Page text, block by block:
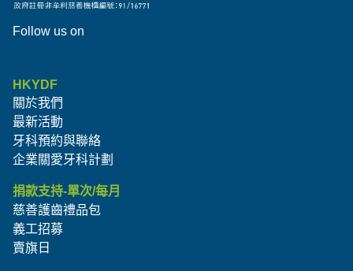
Follow us on
HKYDF
關於我們
最新活動
牙科預約與聯絡
企業關愛牙科計劃
捐款支持-單次/每月
慈善護齒禮品包
義工招募
賣旗日